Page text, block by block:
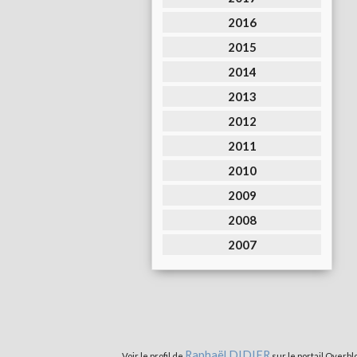
2016
2015
2014
2013
2012
2011
2010
2009
2008
2007